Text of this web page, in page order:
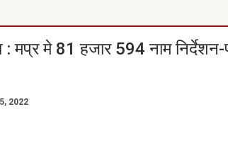
मप्र मे 81 हजार 594 नाम
2022